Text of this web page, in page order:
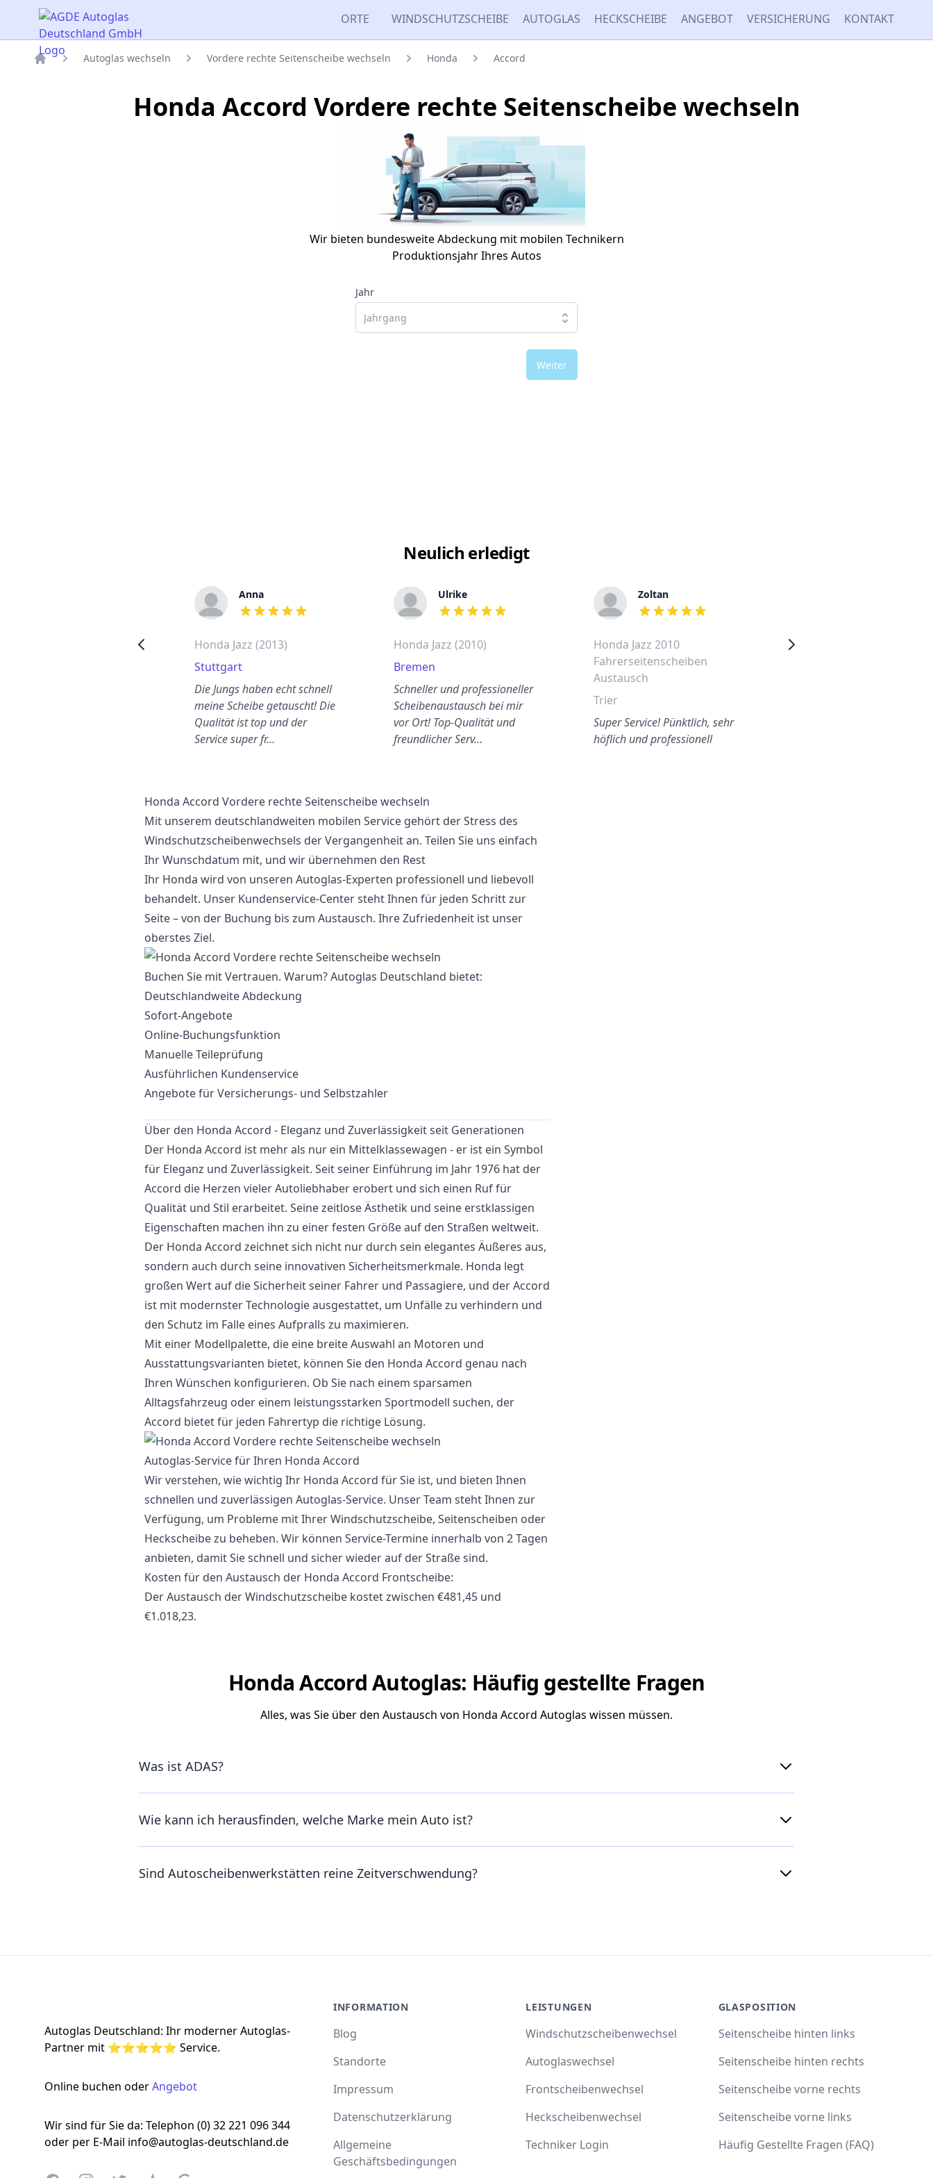
AGDE Autoglas Deutschland GmbH ORTE WINDSCHUTZSCHEIBE AUTOGLAS HECKSCHEIBE ANGEBOT VERSICHERUNG KONTAKT
Autoglas wechseln Vordere rechte Seitenscheibe wechseln Honda Accord
Honda Accord Vordere rechte Seitenscheibe wechseln
Wir bieten bundesweite Abdeckung mit mobilen Technikern
Produktionsjahr Ihres Autos
Jahr
Weiter
Neulich erledigt
Anna
out of 5 stars
Honda Jazz (2013)
Stuttgart
Die Jungs haben echt schnell
meine Scheibe getauscht! Die
Qualität ist top und der
Service super fr…
Ulrike
out of 5 stars
Honda Jazz (2010)
Bremen
Schneller und professioneller
Scheibenaustausch bei mir
vor Ort! Top-Qualität und
freundlicher Serv…
Zoltan
out of 5 stars
Honda Jazz 2010
Fahrerseitenscheiben
Austausch
Trier
Super Service! Pünktlich, sehr
höflich und professionell
Honda Civic 2005 vordere
Honda Accord Vordere rechte Seitenscheibe wechseln
Mit unserem deutschlandweiten mobilen Service gehört der Stress des
Windschutzscheibenwechsels der Vergangenheit an. Teilen Sie uns einfach
Ihr Wunschdatum mit, und wir übernehmen den Rest
Ihr Honda wird von unseren Autoglas-Experten professionell und liebevoll
behandelt. Unser Kundenservice-Center steht Ihnen für jeden Schritt zur
Seite – von der Buchung bis zum Austausch. Ihre Zufriedenheit ist unser
oberstes Ziel.
Buchen Sie mit Vertrauen. Warum? Autoglas Deutschland bietet:
Deutschlandweite Abdeckung
Sofort-Angebote
Online-Buchungsfunktion
Manuelle Teileprüfung
Ausführlichen Kundenservice
Angebote für Versicherungs- und Selbstzahler
Über den Honda Accord - Eleganz und Zuverlässigkeit seit Generationen
Der Honda Accord ist mehr als nur ein Mittelklassewagen - er ist ein Symbol
für Eleganz und Zuverlässigkeit. Seit seiner Einführung im Jahr 1976 hat der
Accord die Herzen vieler Autoliebhaber erobert und sich einen Ruf für
Qualität und Stil erarbeitet. Seine zeitlose Ästhetik und seine erstklassigen
Eigenschaften machen ihn zu einer festen Größe auf den Straßen weltweit.
Der Honda Accord zeichnet sich nicht nur durch sein elegantes Äußeres aus,
sondern auch durch seine innovativen Sicherheitsmerkmale. Honda legt
großen Wert auf die Sicherheit seiner Fahrer und Passagiere, und der Accord
ist mit modernster Technologie ausgestattet, um Unfälle zu verhindern und
den Schutz im Falle eines Aufpralls zu maximieren.
Mit einer Modellpalette, die eine breite Auswahl an Motoren und
Ausstattungsvarianten bietet, können Sie den Honda Accord genau nach
Ihren Wünschen konfigurieren. Ob Sie nach einem sparsamen
Alltagsfahrzeug oder einem leistungsstarken Sportmodell suchen, der
Accord bietet für jeden Fahrertyp die richtige Lösung.
Autoglas-Service für Ihren Honda Accord
Wir verstehen, wie wichtig Ihr Honda Accord für Sie ist, und bieten Ihnen
schnellen und zuverlässigen Autoglas-Service. Unser Team steht Ihnen zur
Verfügung, um Probleme mit Ihrer Windschutzscheibe, Seitenscheiben oder
Heckscheibe zu beheben. Wir können Service-Termine innerhalb von 2 Tagen
anbieten, damit Sie schnell und sicher wieder auf der Straße sind.
Kosten für den Austausch der Honda Accord Frontscheibe:
Der Austausch der Windschutzscheibe kostet zwischen €481,45 und
€1.018,23.
Honda Accord Autoglas: Häufig gestellte Fragen
Alles, was Sie über den Austausch von Honda Accord Autoglas wissen müssen.
Was ist ADAS?
Wie kann ich herausfinden, welche Marke mein Auto ist?
Sind Autoscheibenwerkstätten reine Zeitverschwendung?
Autoglas Deutschland: Ihr moderner Autoglas-
Partner mit ⭐⭐⭐⭐⭐ Service.
Online buchen oderAngebot
Wir sind für Sie da: Telephon (0) 32 221 096 344
oder per E-Mail info@autoglas-deutschland.de
INFORMATION
Blog
Standorte
Impressum
Datenschutzerklärung
Allgemeine
Geschäftsbedingungen
LEISTUNGEN
Windschutzscheibenwechsel
Autoglaswechsel
Frontscheibenwechsel
Heckscheibenwechsel
Techniker Login
GLASPOSITION
Seitenscheibe hinten links
Seitenscheibe hinten rechts
Seitenscheibe vorne rechts
Seitenscheibe vorne links
Häufig Gestellte Fragen (FAQ)